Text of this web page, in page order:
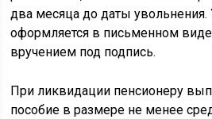
два месяца до даты
оформляется в письменном
вручением под подпись.
При ликвидации пенсионеру
пособие в размере не менее